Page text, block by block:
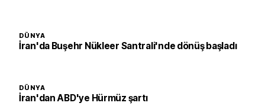
DÜNYA
İran'da Buşehr Nükleer Santrali'nde dönüş başladı
DÜNYA
İran'dan ABD'ye Hürmüz şartı